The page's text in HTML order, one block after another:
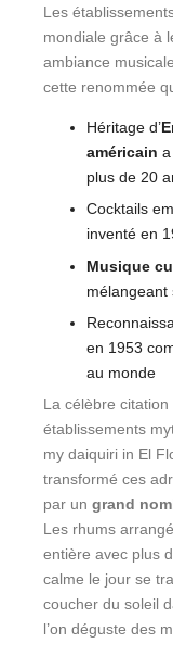
Les
mondiale grâce à
ambiance
cette renommée
Héritage d’
américain
plus de 20
Cocktails
inventé en
Musique
mélangeant
en 1953
au monde
La célèbre citation
établissements
my daiquiri in El
transformé ces
par un grand
Les rhums
entière avec plus
calme le jour se
coucher du soleil
l’on déguste des